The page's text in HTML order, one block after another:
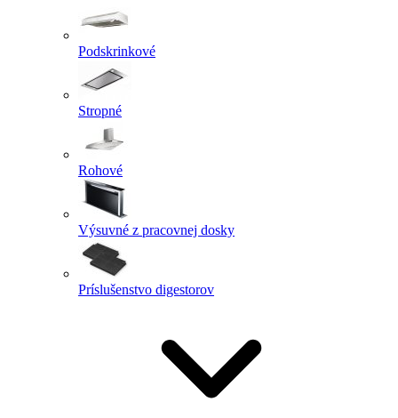
Podskrinkové
Stropné
Rohové
Výsuvné z pracovnej dosky
Príslušenstvo digestorov